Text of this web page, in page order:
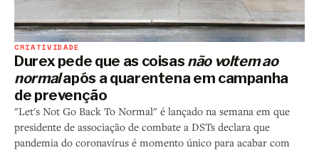
CRIATIVIDADE
Durex pede que as coisasnão voltem ao
normalapós a quarentena em campanha
de prevenção
"Let's Not Go Back To Normal" é lançado na semana em que
presidente de associação de combate a DSTs declara que
pandemia do coronavírus é momento único para acabar com